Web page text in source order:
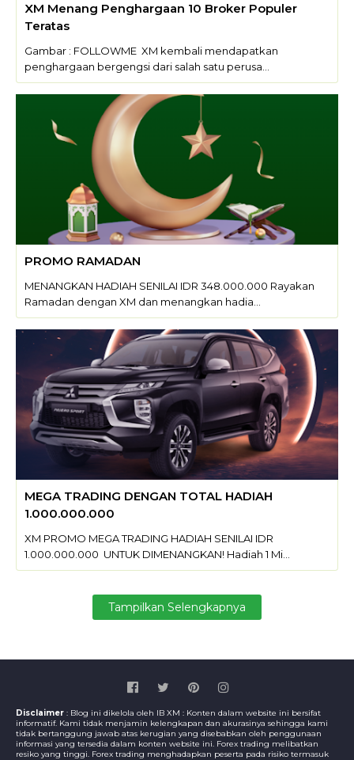
XM Menang Penghargaan 10 Broker Populer
Teratas
Gambar : FOLLOWME XM kembali mendapatkan
penghargaan bergengsi dari salah satu perusa…
PROMO RAMADAN
MENANGKAN HADIAH SENILAI IDR 348.000.000 Rayakan
Ramadan dengan XM dan menangkan hadia…
MEGA TRADING DENGAN TOTAL HADIAH
1.000.000.000
XM PROMO MEGA TRADING HADIAH SENILAI IDR
1.000.000.000 UNTUK DIMENANGKAN! Hadiah 1 Mi…
Tampilkan Selengkapnya
Disclaimer : Blog ini dikelola oleh IB XM : Konten dalam website ini bersifat
informatif. Kami tidak menjamin kelengkapan dan akurasinya sehingga kami
tidak bertanggung jawab atas kerugian yang disebabkan oleh penggunaan
informasi yang tersedia dalam konten website ini. Forex trading melibatkan
resiko yang tinggi. Forex trading menghadapkan peserta pada risiko termasuk